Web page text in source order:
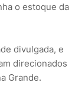
o estoque da
divulgada, e
direcionados
Grande.